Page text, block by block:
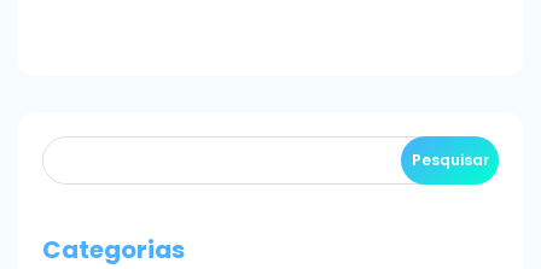
Categorias